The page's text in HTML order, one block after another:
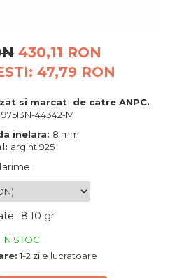
430,11 RON
47,79 RON
si marcat de catre ANPC.
44342-M
inelara: 8 mm
argint 925
:
: 8.10 gr
IN STOC
1-2 zile lucratoare